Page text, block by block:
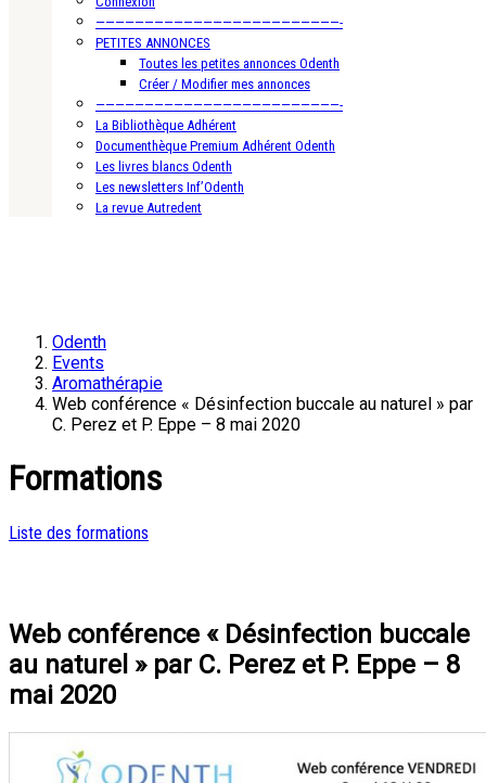
—————————————————————————-
PETITES ANNONCES
Toutes les petites annonces Odenth
Créer / Modifier mes annonces
—————————————————————————-
La Bibliothèque Adhérent
Documenthèque Premium Adhérent Odenth
Les livres blancs Odenth
Les newsletters Inf’Odenth
La revue Autredent
Odenth
Events
Aromathérapie
Web conférence « Désinfection buccale au naturel » par
C. Perez et P. Eppe – 8 mai 2020
Formations
Liste des formations
Web conférence « Désinfection buccale
au naturel » par C. Perez et P. Eppe – 8
mai 2020